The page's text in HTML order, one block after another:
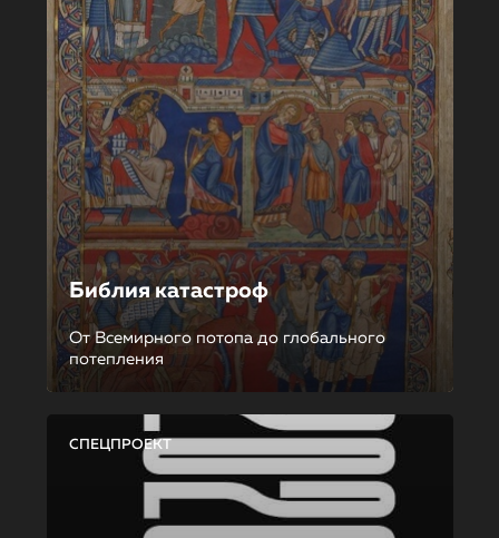
Библия катастроф
От Всемирного потопа до глобального
потепления
СПЕЦПРОЕКТ